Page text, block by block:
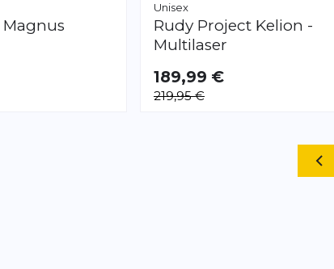
Magnus
Unisex
Rudy Project Kelion -
Multilaser
189,99 €
219,95 €